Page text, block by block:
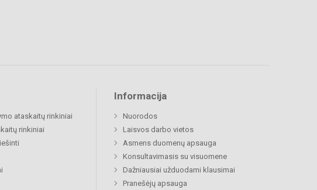
ataskaitų rinkiniai
rinkiniai
Informacija
Nuorodos
Laisvos darbo vietos
Asmens duomenų apsauga
Konsultavimasis su visuomene
Dažniausiai užduodami klausimai
Pranešėjų apsauga